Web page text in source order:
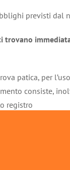
previsti dal
trovano
patica, per
consiste,
registro
pratica” e/o della
inserito in una